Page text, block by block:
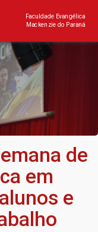
Faculdade Evangélica
Mackenzie do Paraná
de
em
e